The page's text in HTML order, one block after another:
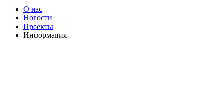
О нас
Новости
Проекты
Информация